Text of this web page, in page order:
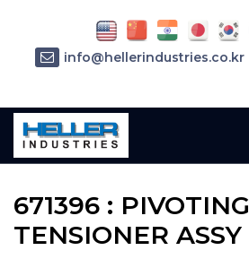
Home»Parts»671396
671396 : PIVOTING
TENSIONER ASSY
info@hellerindustries.co.kr